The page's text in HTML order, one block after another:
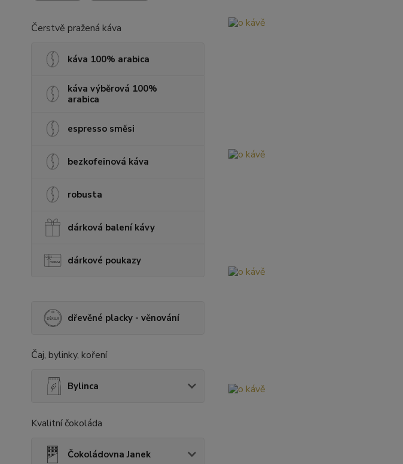
Čerstvě pražená káva
káva 100% arabica
káva výběrová 100%
arabica
espresso směsi
bezkofeinová káva
robusta
dárková balení kávy
dárkové poukazy
dřevěné placky - věnování
Čaj, bylinky, koření
Bylinca
Kvalitní čokoláda
Čokoládovna Janek